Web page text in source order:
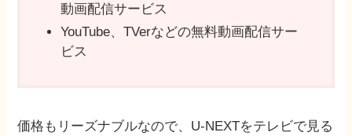
動画配信サービス
YouTube、TVerなどの無料動画配信サー
ビス
価格もリーズナブルなので、U-NEXTをテレビで見る